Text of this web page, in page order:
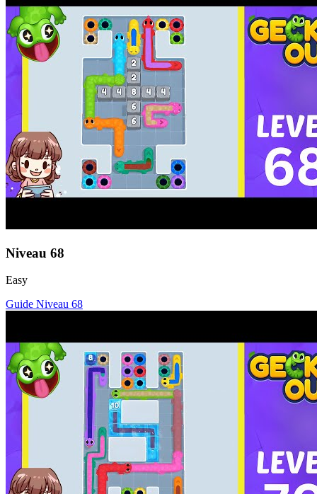
Niveau 68
Easy
Guide Niveau 68